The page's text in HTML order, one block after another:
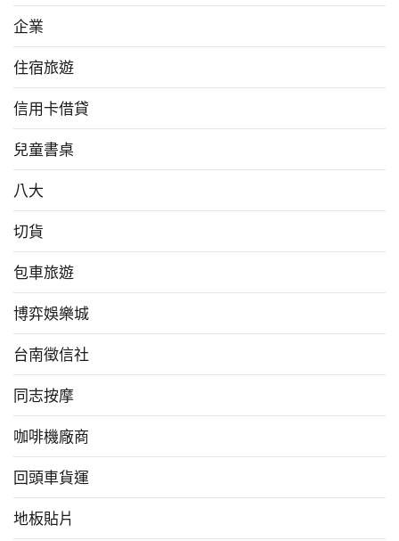
企業
住宿旅遊
信用卡借貸
兒童書桌
八大
切貨
包車旅遊
博弈娛樂城
台南徵信社
同志按摩
咖啡機廠商
回頭車貨運
地板貼片